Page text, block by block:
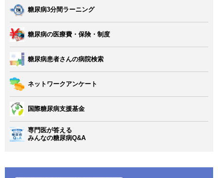
糖尿病3分間ラーニング
糖尿病の医療費・保険・制度
糖尿病患者さんの病院検索
ネットワークアンケート
国際糖尿病支援基金
専門医が答える
みんなの糖尿病Q&A